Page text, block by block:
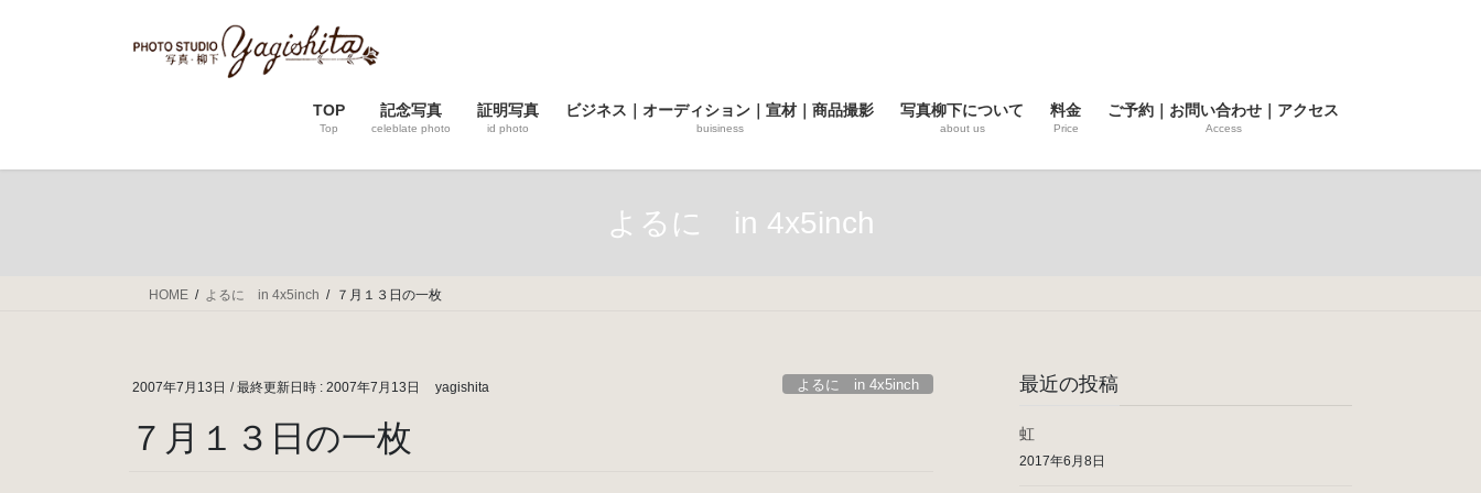
ス
ン
TOP
Top
記念写真
celeblate photo
証明写真
id photo
ビジネス｜オーディション｜宣材｜商品撮影
buisiness
写真柳下について
about us
料金
Price
ご予約｜お問い合わせ｜アクセス
Access
よるに in 4x5inch
HOME よるに in 4x5inch ７月１３日の一枚
2007年7月13日 / 最終更新日時 : 2007年7月13日 yagishita よるに in 4x5inch
７月１３日の一枚
最近の投稿
虹
2017年6月8日